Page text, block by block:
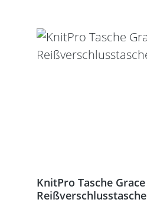
KnitPro Tasche
Reißverschlusstasche